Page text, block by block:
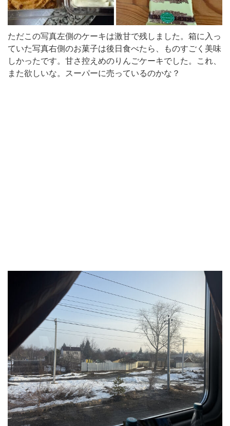
ただこの写真左側のケーキは激甘で残しました。箱に入っ
ていた写真右側のお菓子は後日食べたら、ものすごく美味
しかったです。甘さ控えめのりんごケーキでした。これ、
また欲しいな。スーパーに売っているのかな？